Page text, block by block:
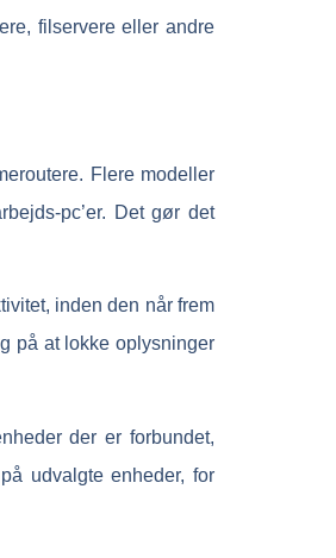
filservere eller andre
Flere modeller
pc’er. Det gør det
inden den når frem
på at lokke oplysninger
der er forbundet,
udvalgte enheder, for